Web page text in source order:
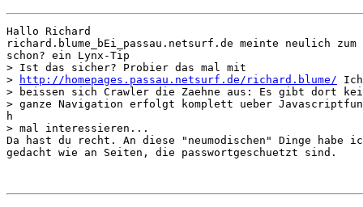
Hallo Richard
richard.blume_bEi_passau.netsurf.de meinte neulich
schon? ein Lynx-Tip
> Ist das sicher? Probier das mal mit
>
http://homepages.passau.netsurf.de/richard.blume/
> beissen sich Crawler die Zaehne aus: Es gibt dort
> ganze Navigation erfolgt komplett ueber
h
> mal interessieren...
Da hast du recht. An diese "neumodischen" Dinge habe
gedacht wie an Seiten, die passwortgeschuetzt sind.